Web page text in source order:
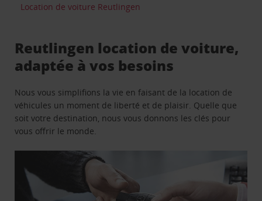
Location de voiture Reutlingen
Reutlingen location de voiture,
adaptée à vos besoins
Nous vous simplifions la vie en faisant de la location de
véhicules un moment de liberté et de plaisir. Quelle que
soit votre destination, nous vous donnons les clés pour
vous offrir le monde.